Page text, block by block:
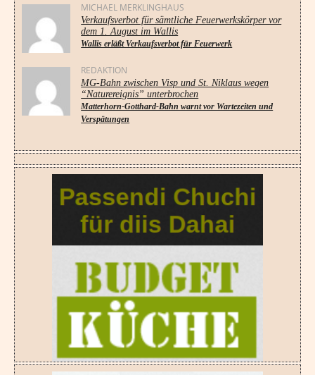
MICHAEL MERKLINGHAUS
Verkaufsverbot für sämtliche Feuerwerkskörper vor
dem 1. August im Wallis
Wallis erläßt Verkaufsverbot für Feuerwerk
REDAKTION
MG-Bahn zwischen Visp und St. Niklaus wegen
“Naturereignis” unterbrochen
Matterhorn-Gotthard-Bahn warnt vor Wartezeiten und
Verspätungen